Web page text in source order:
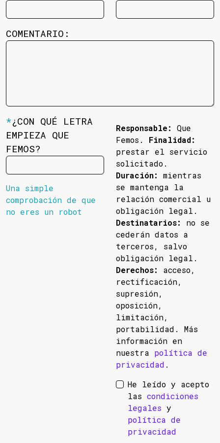
COMENTARIO:
*¿CON QUÉ LETRA
EMPIEZA QUE
FEMOS?
Una simple
comprobación de que
no eres un robot
Responsable:
Que
Femos. Finalidad:
prestar el servicio
solicitado.
Duración:
mientras
se mantenga la
relación comercial u
obligación legal.
Destinatarios:
no se
cederán datos a
terceros, salvo
obligación legal.
Derechos:
acceso,
rectificación,
supresión,
oposición,
limitación,
portabilidad. Más
información en
nuestra política de
privacidad .
He leído y acepto
las condiciones
legales y
política de
privacidad